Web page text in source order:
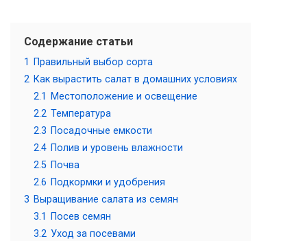
Содержание статьи
1
Правильный выбор сорта
2 Как вырастить салат в домашних условиях
2.1
Местоположение и освещение
2.2 Температура
2.3 Посадочные емкости
2.4 Полив и уровень влажности
2.5 Почва
2.6 Подкормки и удобрения
3 Выращивание салата из семян
3.1
Посев семян
3.2 Уход за посевами